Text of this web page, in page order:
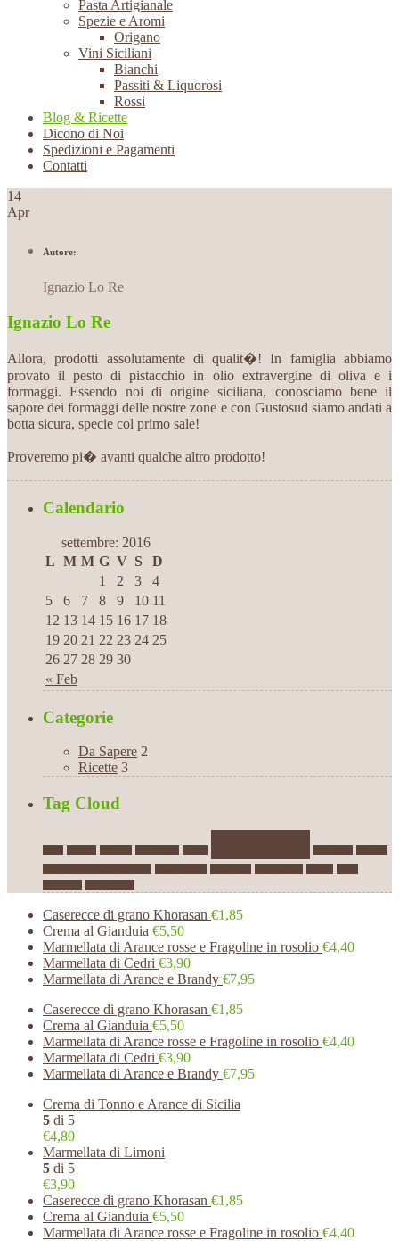
Pasta Artigianale
Spezie e Aromi
Origano
Vini Siciliani
Bianchi
Passiti & Liquorosi
Rossi
Blog & Ricette
Dicono di Noi
Spedizioni e Pagamenti
Contatti
14
Apr
Autore:
Ignazio Lo Re
Ignazio Lo Re
Allora, prodotti assolutamente di qualit�! In famiglia abbiamo
provato il pesto di pistacchio in olio extravergine di oliva e i
formaggi. Essendo noi di origine siciliana, conosciamo bene il
sapore dei formaggi delle nostre zone e con Gustosud siamo andati a
botta sicura, specie col primo sale!
Proveremo pi� avanti qualche altro prodotto!
Calendario
settembre: 2016
L M M G V S D
« Feb
1 2 3
4
5
6 7 8 9 10 11
12 13 14 15 16 17 18
19 20 21 22 23 24 25
26 27 28 29 30
Categorie
Da Sapere 2
Ricette 3
Tag Cloud
Caserecce di grano Khorasan €1,85
Crema al Gianduia €5,50
Marmellata di Arance rosse e Fragoline in rosolio €4,40
Marmellata di Cedri €3,90
Marmellata di Arance e Brandy €7,95
Caserecce di grano Khorasan €1,85
Crema al Gianduia €5,50
Marmellata di Arance rosse e Fragoline in rosolio €4,40
Marmellata di Cedri €3,90
Marmellata di Arance e Brandy €7,95
Crema di Tonno e Arance di Sicilia
5 di 5
€4,80
Marmellata di Limoni
5 di 5
€3,90
Caserecce di grano Khorasan €1,85
Crema al Gianduia €5,50
Marmellata di Arance rosse e Fragoline in rosolio €4,40